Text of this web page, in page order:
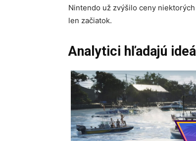
Nintendo už zvýšilo ceny
len začiatok.
Analytici hľadajú